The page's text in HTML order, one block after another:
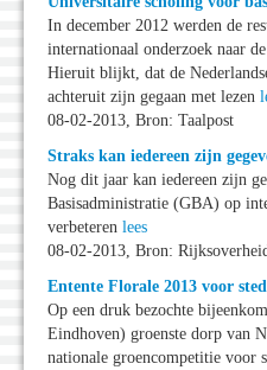
In december 2012 werden de
internationaal onderzoek naar
Hieruit blijkt, dat de
achteruit zijn gegaan met lezen
08-02-2013, Bron: Taalpost
Straks kan iedereen zijn
Nog dit jaar kan iedereen zijn
Basisadministratie (GBA) op
verbeteren lees
08-02-2013, Bron:
Entente Florale 2013 voor
Op een druk bezochte
Eindhoven) groenste dorp van
nationale groencompetitie voor